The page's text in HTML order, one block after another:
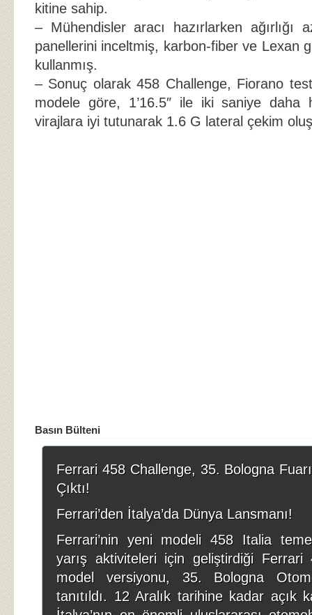
kitine sahip.
– Mühendisler aracı hazırlarken ağırlığı
panellerini inceltmiş, karbon-fiber ve Lexan
kullanmış.
– Sonuç olarak 458 Challenge, Fiorano
modele göre, 1’16.5″ ile iki saniye daha
virajlara iyi tutunarak 1.6 G lateral çekim
Basın Bülteni
Ferrari 458 Challenge, 35. Bologna
Çıktı!
Ferrari’den İtalya’da Dünya Lansmanı!
Ferrari’nin yeni modeli 458 Italia
yarış aktiviteleri için geliştirdiği Ferrari
model versiyonu, 35. Bologna
tanıtıldı. 12 Aralık tarihine kadar açık